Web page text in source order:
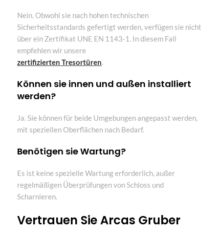
Nein. Obwohl sie nach hohen technischen
Sicherheitsstandards gefertigt werden, verfügen sie nicht
über ein Zertifikat UNE EN 1143-1. In diesem Fall
empfehlen wir unsere
zertifizierten Tresortüren.
Können sie innen und außen installiert
werden?
Ja. Sie können für beide Umgebungen angepasst werden,
mit speziellen Oberflächen nach Bedarf.
Benötigen sie Wartung?
Es ist keine spezielle Wartung erforderlich, außer
regelmäßigen Überprüfungen von Schloss und
Scharnieren.
Vertrauen Sie Arcas Gruber